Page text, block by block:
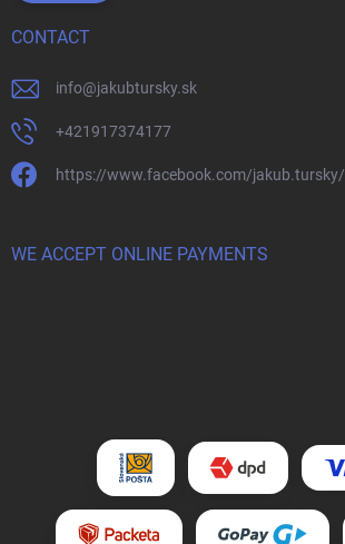
CONTACT
info@jakubtursky.sk
+421917374177
https://www.facebook.com/jakub.tursky/
WE ACCEPT ONLINE PAYMENTS